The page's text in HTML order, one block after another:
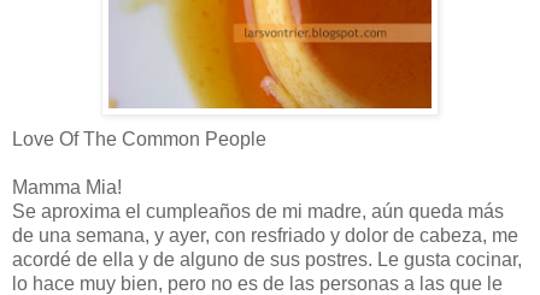
Love Of The Common People
Mamma Mia!
Se aproxima el cumpleaños de mi madre, aún queda más
de una semana, y ayer, con resfriado y dolor de cabeza, me
acordé de ella y de alguno de sus postres. Le gusta cocinar,
lo hace muy bien, pero no es de las personas a las que le